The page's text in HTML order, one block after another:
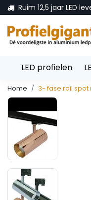
Ruim 12,5 jaar LED
LED profielen
Home 3- fase rail spot